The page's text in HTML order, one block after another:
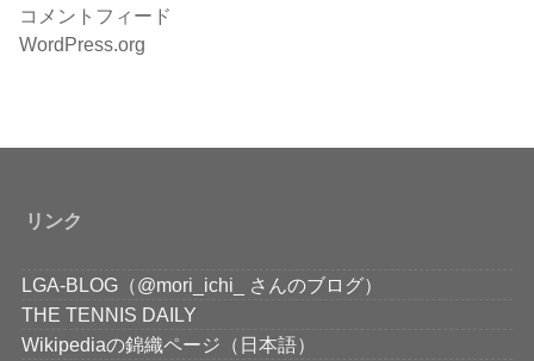
コメントフィード
WordPress.org
リンク
LGA-BLOG（@mori_ichi_ さんのブログ）
THE TENNIS DAILY
Wikipediaの錦織ページ（日本語）